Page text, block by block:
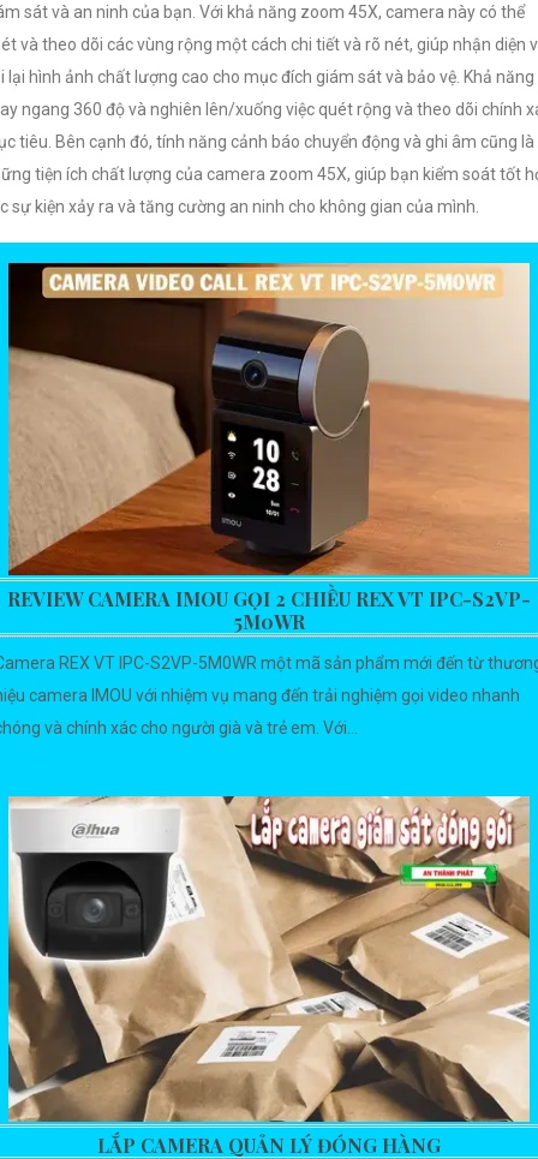
sát và an ninh của bạn. Với khả năng zoom 45X, camera này có thể
và theo dõi các vùng rộng một cách chi tiết và rõ nét, giúp nhận diện
lại hình ảnh chất lượng cao cho mục đích giám sát và bảo vệ. Khả năng
ngang 360 độ và nghiên lên/xuống việc quét rộng và theo dõi chính
tiêu. Bên cạnh đó, tính năng cảnh báo chuyển động và ghi âm cũng là
tiện ích chất lượng của camera zoom 45X, giúp bạn kiểm soát tốt
sự kiện xảy ra và tăng cường an ninh cho không gian của mình.
REVIEW CAMERA IMOU GỌI 2 CHIỀU REX VT IPC-S2VP-
5M0WR
REX VT IPC-S2VP-5M0WR một mã sản phẩm mới đến từ
camera IMOU với nhiệm vụ mang đến trải nghiệm gọi video nhanh
và chính xác cho người già và trẻ em. Với...
LẮP CAMERA QUẢN LÝ ĐÓNG HÀNG